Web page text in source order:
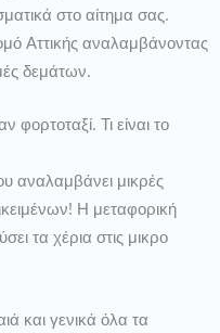
στο αίτημα σας.
Αττικής αναλαμβάνοντας
δεμάτων.
Τι είναι το
αναλαμβάνει μικρές
Η μεταφορική
τα χέρια στις μικρο
και γενικά όλα τα